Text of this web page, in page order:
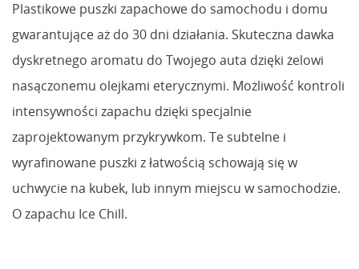
Plastikowe puszki zapachowe do samochodu i domu
gwarantujące aż do 30 dni działania. Skuteczna dawka
dyskretnego aromatu do Twojego auta dzięki żelowi
nasączonemu olejkami eterycznymi. Możliwość kontroli
intensywności zapachu dzięki specjalnie
zaprojektowanym przykrywkom. Te subtelne i
wyrafinowane puszki z łatwością schowają się w
uchwycie na kubek, lub innym miejscu w samochodzie.
O zapachu Ice Chill.